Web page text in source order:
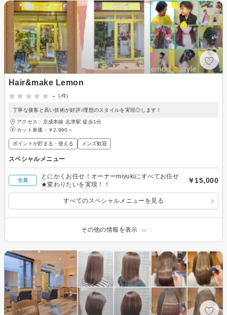
Hair&make Lemon
-
(-件)
丁寧な接客と高い技術が好評♪理想のスタイルを実現◎します！
アクセス：京成本線 志津駅 徒歩1分
カット単価： ￥2,960～
ポイントが貯まる・使える メンズ歓迎
スペシャルメニュー
全員
とにかくお任せ！オーナーmiyukiにすべてお任せ
★変わりたいを実現！！
￥15,000
すべてのスペシャルメニューを見る
その他の情報を表示